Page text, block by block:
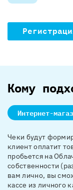
Кому
Интернет-
Чеки будут
клиент оплатит
пробьется на
собственности
вам лично, вы
кассе из личного